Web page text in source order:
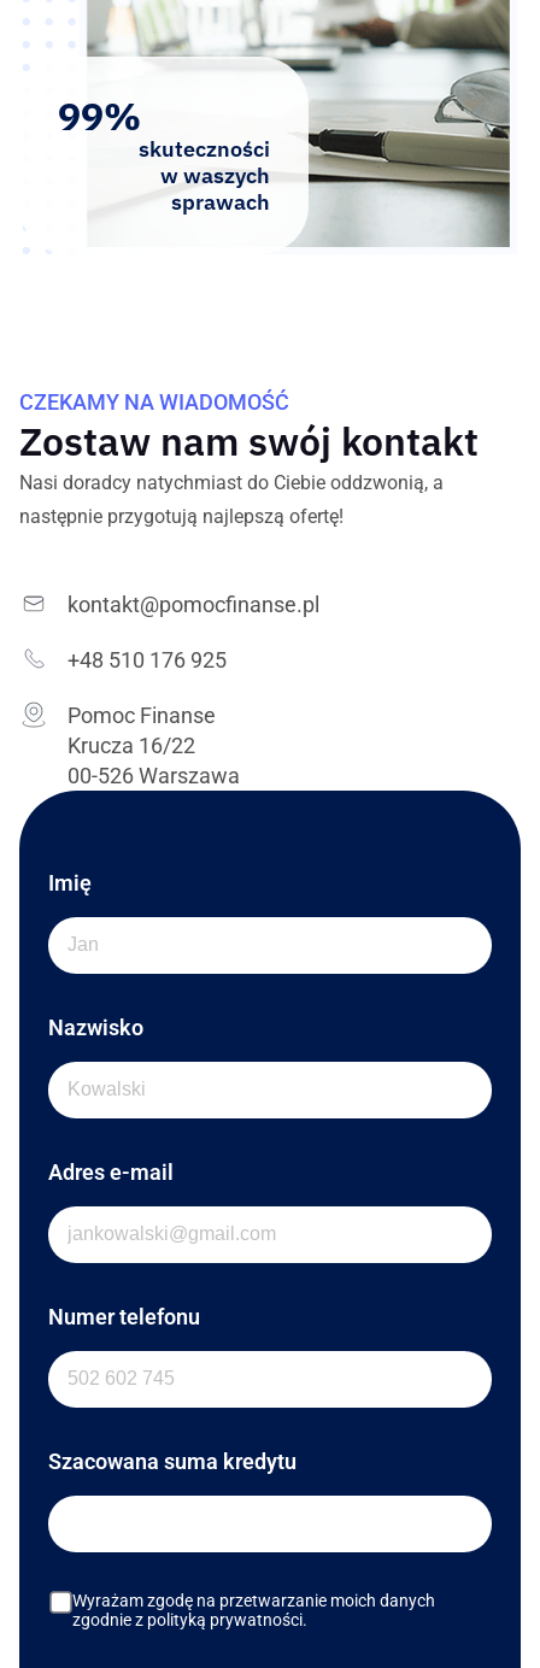
99%
skuteczności
w waszych
sprawach
CZEKAMY NA WIADOMOŚĆ
Zostaw nam swój kontakt
Nasi doradcy natychmiast do Ciebie oddzwonią, a
następnie przygotują najlepszą ofertę!
kontakt@pomocfinanse.pl
+48 510 176 925
Pomoc Finanse
Krucza 16/22
00-526 Warszawa
Imię
Nazwisko
Adres e-mail
Numer telefonu
Szacowana suma kredytu
Wyrażam zgodę na przetwarzanie moich danych
zgodnie z polityką prywatności.